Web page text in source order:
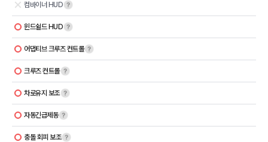
컴바이너 HUD
윈드쉴드 HUD
어댑티브 크루즈 컨트롤
크루즈 컨트롤
차로유지 보조
자동긴급제동
충돌 회피 보조